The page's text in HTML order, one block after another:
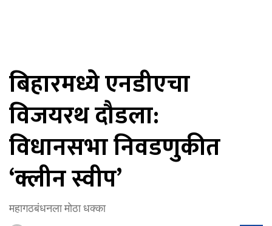
बिहारमध्ये एनडीएचा
विजयरथ दौडला:
विधानसभा निवडणुकीत
‘क्लीन स्वीप’
महागठबंधनला मोठा धक्का